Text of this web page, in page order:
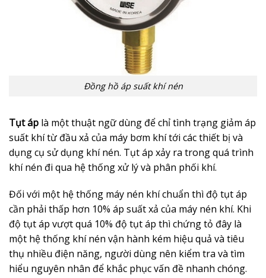
Đồng hồ áp suất khí nén
Tụt áp là một thuật ngữ dùng để chỉ tình trạng giảm áp
suất khí từ đầu xả của máy bơm khí tới các thiết bị và
dụng cụ sử dụng khí nén. Tụt áp xảy ra trong quá trình
khí nén đi qua hệ thống xử lý và phân phối khí.
Đối với một hệ thống máy nén khí chuẩn thì độ tụt áp
cần phải thấp hơn 10% áp suất xả của máy nén khí. Khi
độ tụt áp vượt quá 10% độ tụt áp thì chứng tỏ đây là
một hệ thống khí nén vận hành kém hiệu quả và tiêu
thụ nhiều điện năng, người dùng nên kiểm tra và tìm
hiểu nguyên nhân để khắc phục vấn đề nhanh chóng.